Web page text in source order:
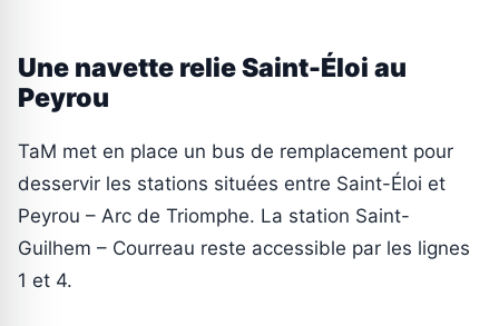
Une navette relie Saint-Éloi au
Peyrou
TaM met en place un bus de remplacement pour
desservir les stations situées entre Saint-Éloi et
Peyrou – Arc de Triomphe. La station Saint-
Guilhem – Courreau reste accessible par les lignes
1 et 4.